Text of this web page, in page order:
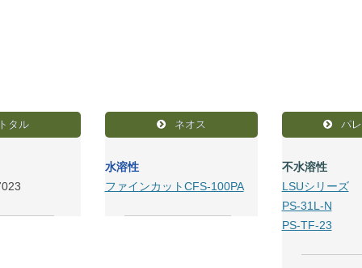
タル ネオス
水溶性
ファインカットCFS-100PA
パ
不水溶性
LSUシリーズ
PS-31L-N
PS-TF-23